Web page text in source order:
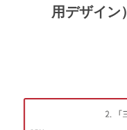
用デザイン）